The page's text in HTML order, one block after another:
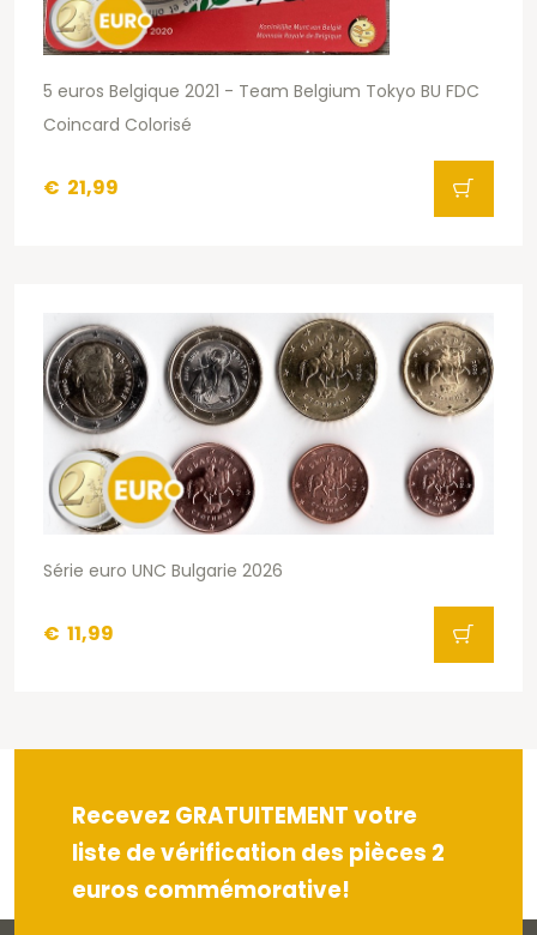
5 euros Belgique 2021 - Team Belgium Tokyo BU FDC
Coincard Colorisé
€ 21,99
Série euro UNC Bulgarie 2026
€ 11,99
Recevez GRATUITEMENT votre
liste de vérification des pièces 2
euros commémorative!